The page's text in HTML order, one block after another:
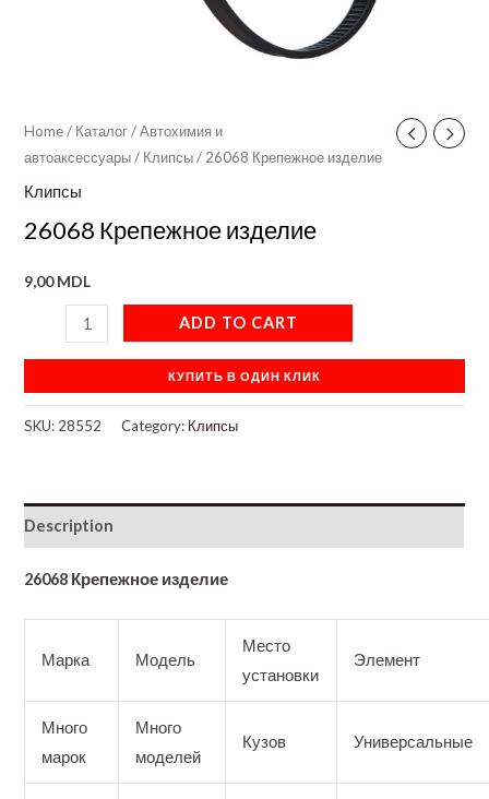
Home/ Каталог/Автохимия и
автоаксессуары/ Клипсы/ 26068 Крепежное изделие
Клипсы
26068 Крепежное изделие
9,00MDL
ADD TO CART
КУПИТЬ В ОДИН КЛИК
SKU: 28552 Category: Клипсы
Description
26068 Крепежное изделие
Марка Модель
Место
установки
Элемент
Много
марок
Много
моделей
Кузов Универсальные